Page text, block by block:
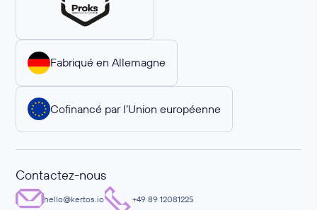
Fabriqué en Allemagne
Cofinancé par l’Union européenne
Contactez-nous
hello@kertos.io +49 89 12081225